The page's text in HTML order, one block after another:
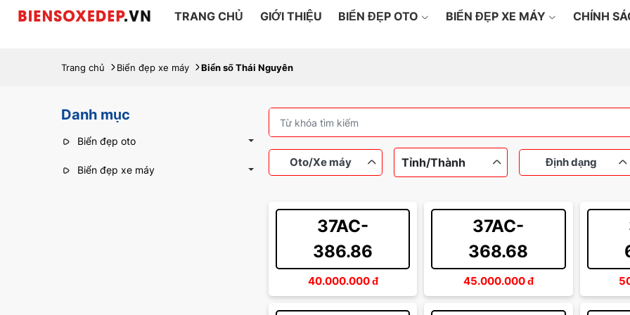
TRANG CHỦ GIỚI THIỆU BIỂN ĐẸP OTO BIỂN ĐẸP XE MÁY CHÍNH
Trang chủ Biển đẹp xe máy Biển số Thái Nguyên
Danh mục
Biển đẹp oto
Biển đẹp xe máy
Oto/Xe máy Tỉnh/Thành Định dạng
Thần tài Sảnh
Từ 200 đến 500 triệu
37AC-
386.86
40.000.000đ
37AC-
368.68
45.000.000đ